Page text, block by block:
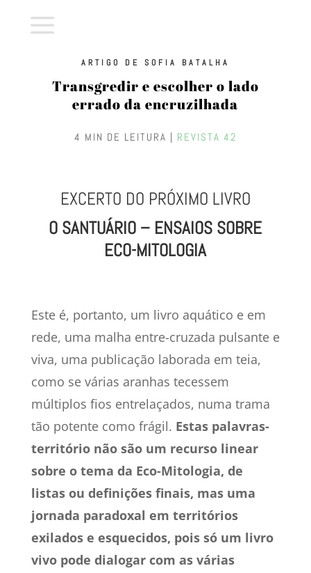
a
ARTIGO DE SOFIA BATALHA
Transgredir e escolher o lado
errado da encruzilhada
4 MIN DE LEITURA | REVISTA 42
EXCERTO DO PRÓXIMO LIVRO
O SANTUÁRIO – ENSAIOS SOBRE
ECO-MITOLOGIA
Este é, portanto, um livro aquático e em
rede, uma malha entre-cruzada pulsante e
viva, uma publicação laborada em teia,
como se várias aranhas tecessem
múltiplos fios entrelaçados, numa trama
tão potente como frágil. Estas palavras-
território não são um recurso linear
sobre o tema da Eco-Mitologia, de
listas ou definições finais, mas uma
jornada paradoxal em territórios
exilados e esquecidos, pois só um livro
vivo pode dialogar com as várias